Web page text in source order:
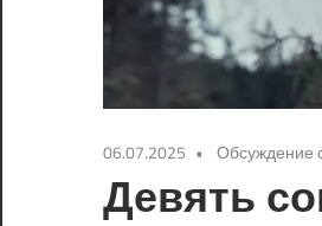
06.07.2025 Обсуждение
Девять